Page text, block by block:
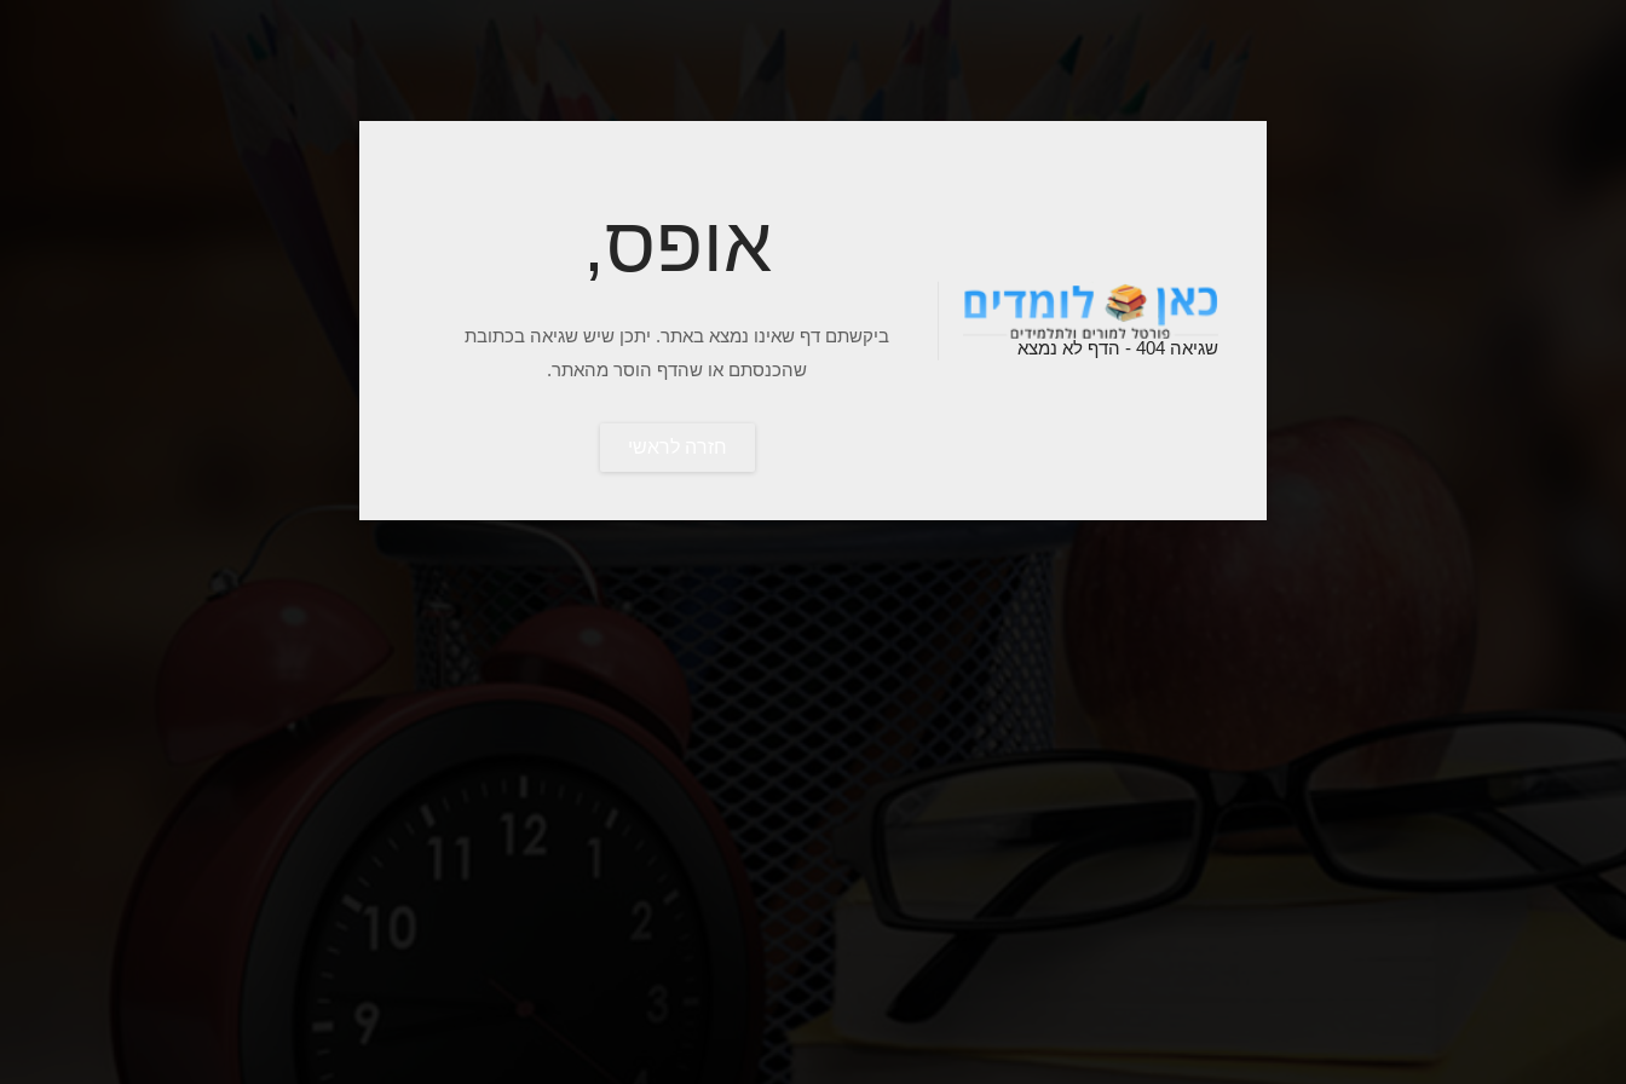
שגיאה 404 - הדף לא נמצא
אופס,
ביקשתם דף שאינו נמצא באתר. יתכן שיש שגיאה בכתובת
שהכנסתם או שהדף הוסר מהאתר.